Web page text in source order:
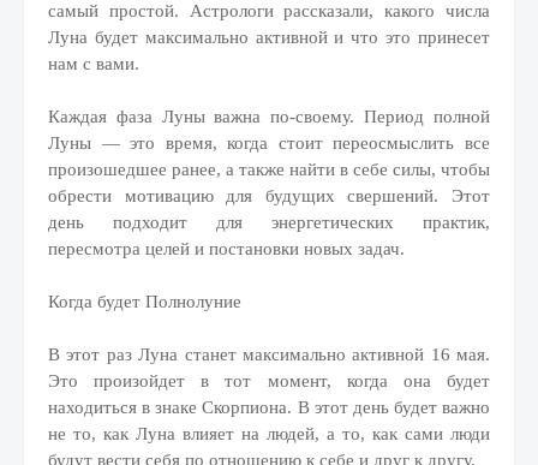
самый простой. Астрологи рассказали, какого числа
Луна будет максимально активной и что это принесет
нам с вами.
Каждая фаза Луны важна по-своему. Период полной
Луны — это время, когда стоит переосмыслить все
произошедшее ранее, а также найти в себе силы, чтобы
обрести мотивацию для будущих свершений. Этот
день подходит для энергетических практик,
пересмотра целей и постановки новых задач.
Когда будет Полнолуние
В этот раз Луна станет максимально активной 16 мая.
Это произойдет в тот момент, когда она будет
находиться в знаке Скорпиона. В этот день будет важно
не то, как Луна влияет на людей, а то, как сами люди
будут вести себя по отношению к себе и друг к другу.